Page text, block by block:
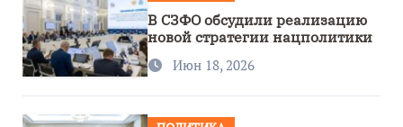
В СЗФО обсудили реализацию
новой стратегии нацполитики
Июн 18, 2026